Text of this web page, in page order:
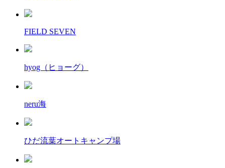
FIELD SEVEN
hyog（ヒョーグ）
neru海
ひだ流葉オートキャンプ場